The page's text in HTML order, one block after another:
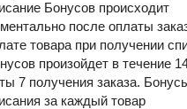
Бонусов происходит
после оплаты
товара при получении
произойдет в течение
7 получения заказа.
за каждый товар